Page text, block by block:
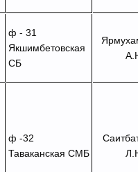
ф - 31
Якшимбетовская
СБ
ф -32
Таваканская СМБ